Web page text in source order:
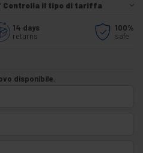
Controlla il tipo di tariffa
14 days
returns
100%
safe
disponibile.